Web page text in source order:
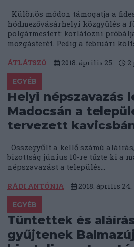
Különös módon támogatja a
hódmezővásárhelyi közgyűlés a
polgármestert: korlátozni
mozgásterét. Pedig a februári
ÁTLÁTSZÓ 2018. április 25. 2
EGYÉB
Helyi népszavazás
Madocsán a
tervezett
Összegyűlt a kellő számú
bizottság június 10-re tűzte ki a
népszavazást a település...
RÁDI ANTÓNIA 2018. április 24.
EGYÉB
Tüntettek és
gyűjtenek